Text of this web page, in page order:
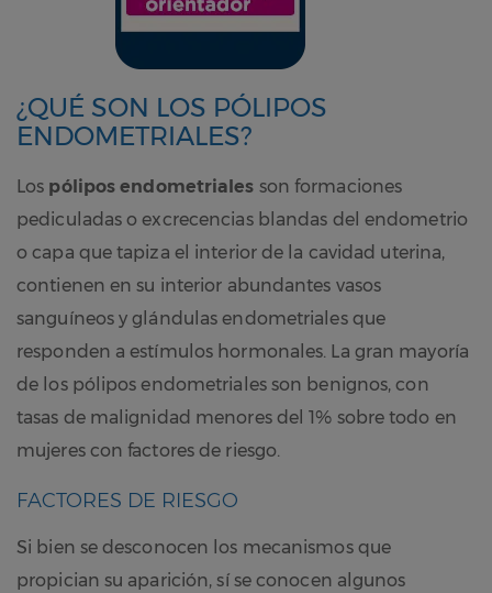
¿QUÉ SON LOS PÓLIPOS
ENDOMETRIALES?
Los pólipos endometriales son formaciones
pediculadas o excrecencias blandas del endometrio
o capa que tapiza el interior de la cavidad uterina,
contienen en su interior abundantes vasos
sanguíneos y glándulas endometriales que
responden a estímulos hormonales. La gran mayoría
de los pólipos endometriales son benignos, con
tasas de malignidad menores del 1% sobre todo en
mujeres con factores de riesgo.
FACTORES DE RIESGO
Si bien se desconocen los mecanismos que
propician su aparición, sí se conocen algunos